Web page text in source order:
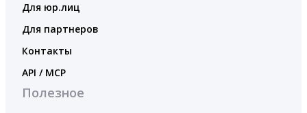
Для юр.лиц
Для партнеров
Контакты
API / MCP
Полезное